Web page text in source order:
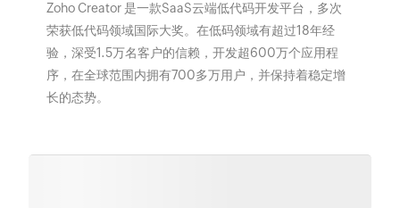
Zoho Creator 是一款SaaS云端低代码开发平台，多次
荣获低代码领域国际大奖。在低码领域有超过18年经
验，深受1.5万名客户的信赖，开发超600万个应用程
序，在全球范围内拥有700多万用户，并保持着稳定增
长的态势。